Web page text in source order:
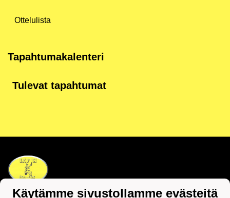
Ottelulista
Tapahtumakalenteri
Tulevat tapahtumat
Käytämme sivustollamme evästeitä